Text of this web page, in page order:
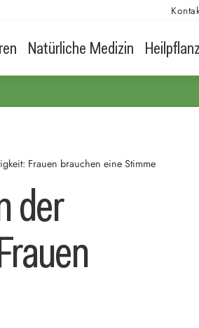
Natürliche Medizin
Frauen brauchen eine Stimme
der